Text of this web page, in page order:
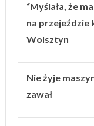
“Myślała, że
na przejeździe
Wolsztyn
Nie żyje
zawał